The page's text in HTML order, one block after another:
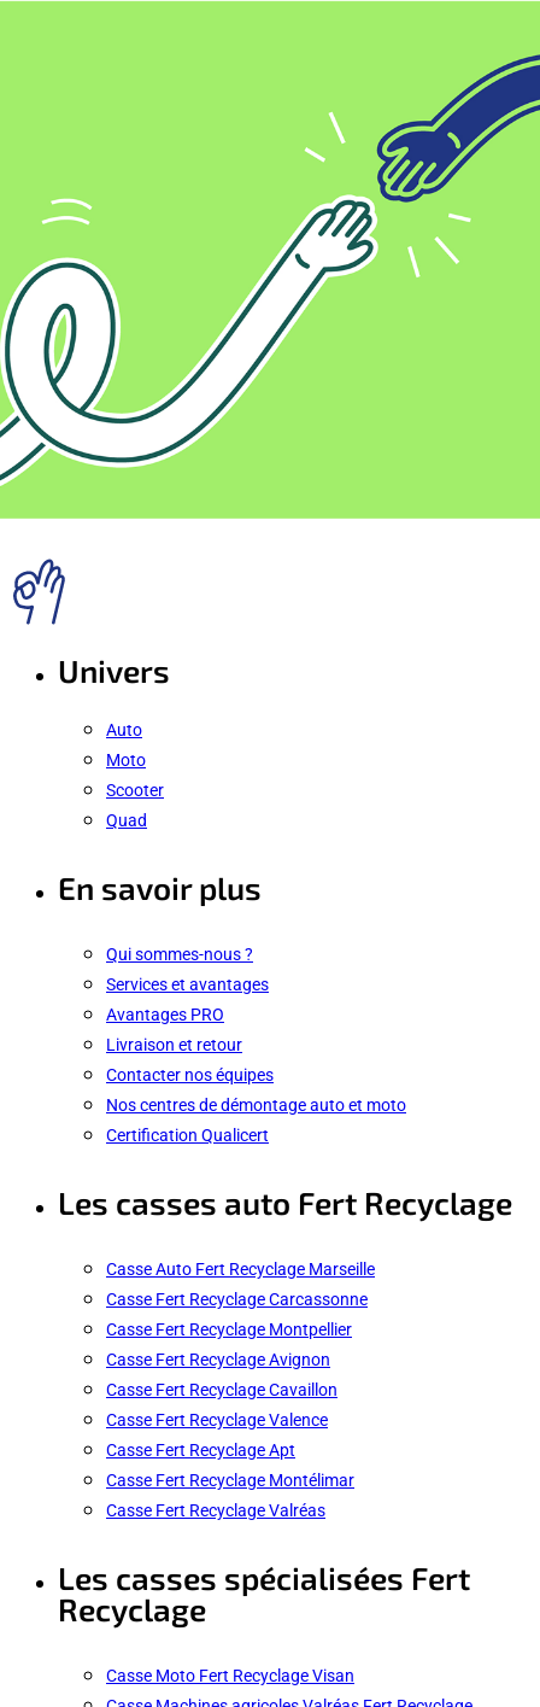
Univers
Auto
Moto
Scooter
Quad
En savoir plus
Qui sommes-nous ?
Services et avantages
Avantages PRO
Livraison et retour
Contacter nos équipes
Nos centres de démontage auto et moto
Certification Qualicert
Les casses auto Fert Recyclage
Casse Auto Fert Recyclage Marseille
Casse Fert Recyclage Carcassonne
Casse Fert Recyclage Montpellier
Casse Fert Recyclage Avignon
Casse Fert Recyclage Cavaillon
Casse Fert Recyclage Valence
Casse Fert Recyclage Apt
Casse Fert Recyclage Montélimar
Casse Fert Recyclage Valréas
Les casses spécialisées Fert
Recyclage
Casse Moto Fert Recyclage Visan